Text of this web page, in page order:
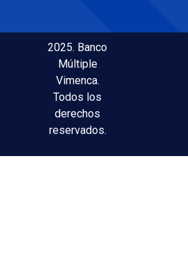
2025. Banco
Múltiple
Vimenca.
Todos los
derechos
reservados.